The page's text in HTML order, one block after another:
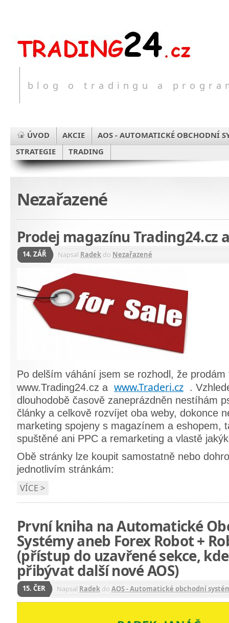
blog o tradingu a
ÚVOD AKCIE
AOS - AUTOMATICKÉ OBCHODNÍ
STRATEGIE
TRADING
Nezařazené
Prodej magazínu Trading24.cz
14. ZÁŘ Napsal Radek do Nezařazené
Po delším váhání jsem se rozhodl, že
www.Trading24.cz a www.Traderi.cz .
dlouhodobě časově zaneprázdněn nestíhám
články a celkově rozvíjet oba weby, dokonce
marketing spojeny s magazínem a eshopem,
spuštěné ani PPC a remarketing a vlastě
Obě stránky lze koupit samostatně nebo
jednotlivím stránkám:
VÍCE >
První kniha na Automatické
Systémy aneb Forex Robot +
(přístup do uzavřené sekce,
přibývat další nové AOS)
15. ČER Napsal Radek do AOS - Automatické obchodní